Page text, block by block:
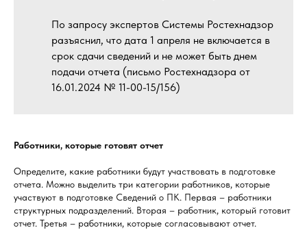
По запросу экспертов Системы Ростехнадзор
разъяснил, что дата 1 апреля не включается в
срок сдачи сведений и не может быть днем
подачи отчета (письмо Ростехнадзора от
16.01.2024 № 11-00-15/156)
Работники, которые готовят отчет
Определите, какие работники будут участвовать в подготовке
отчета. Можно выделить три категории работников, которые
участвуют в подготовке Сведений о ПК. Первая – работники
структурных подразделений. Вторая – работник, который готовит
отчет. Третья – работники, которые согласовывают отчет.